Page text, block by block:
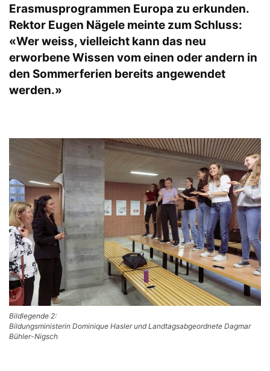
Erasmusprogrammen Europa zu erkunden.
Rektor Eugen Nägele meinte zum Schluss:
«Wer weiss, vielleicht kann das neu
erworbene Wissen vom einen oder andern in
den Sommerferien bereits angewendet
werden.»
Bildlegende 2:
Bildungsministerin Dominique Hasler und Landtagsabgeordnete Dagmar
Bühler-Nigsch